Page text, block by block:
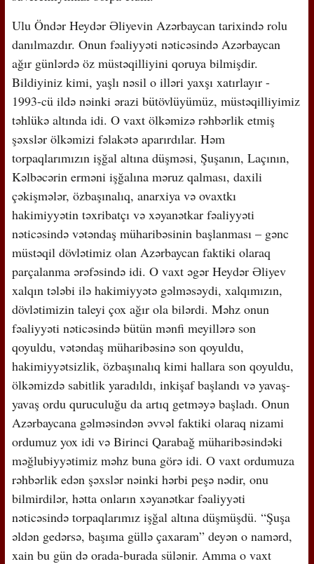
Ulu Öndər Heydər Əliyevin Azərbaycan tarixində rolu
danılmazdır. Onun fəaliyyəti nəticəsində Azərbaycan
ağır günlərdə öz müstəqilliyini qoruya bilmişdir.
Bildiyiniz kimi, yaşlı nəsil o illəri yaxşı xatırlayır -
1993-cü ildə nəinki ərazi bütövlüyümüz, müstəqilliyimiz
təhlükə altında idi. O vaxt ölkəmizə rəhbərlik etmiş
şəxslər ölkəmizi fəlakətə aparırdılar. Həm
torpaqlarımızın işğal altına düşməsi, Şuşanın, Laçının,
Kəlbəcərin erməni işğalına məruz qalması, daxili
çəkişmələr, özbaşınalıq, anarxiya və ovaxtkı
hakimiyyətin təxribatçı və xəyanətkar fəaliyyəti
nəticəsində vətəndaş müharibəsinin başlanması – gənc
müstəqil dövlətimiz olan Azərbaycan faktiki olaraq
parçalanma ərəfəsində idi. O vaxt əgər Heydər Əliyev
xalqın tələbi ilə hakimiyyətə gəlməsəydi, xalqımızın,
dövlətimizin taleyi çox ağır ola bilərdi. Məhz onun
fəaliyyəti nəticəsində bütün mənfi meyillərə son
qoyuldu, vətəndaş müharibəsinə son qoyuldu,
hakimiyyətsizlik, özbaşınalıq kimi hallara son qoyuldu,
ölkəmizdə sabitlik yaradıldı, inkişaf başlandı və yavaş-
yavaş ordu quruculuğu da artıq getməyə başladı. Onun
Azərbaycana gəlməsindən əvvəl faktiki olaraq nizami
ordumuz yox idi və Birinci Qarabağ müharibəsindəki
məğlubiyyətimiz məhz buna görə idi. O vaxt ordumuza
rəhbərlik edən şəxslər nəinki hərbi peşə nədir, onu
bilmirdilər, hətta onların xəyanətkar fəaliyyəti
nəticəsində torpaqlarımız işğal altına düşmüşdü. “Şuşa
əldən gedərsə, başıma güllə çaxaram” deyən o namərd,
xain bu gün də orada-burada sülənir. Amma o vaxt